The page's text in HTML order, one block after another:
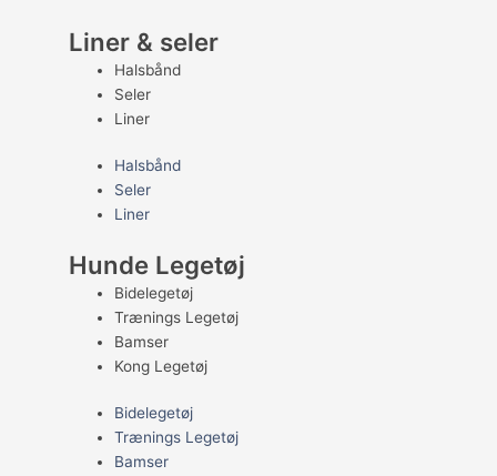
Liner & seler
Halsbånd
Seler
Liner
Halsbånd
Seler
Liner
Hunde Legetøj
Bidelegetøj
Trænings Legetøj
Bamser
Kong Legetøj
Bidelegetøj
Trænings Legetøj
Bamser